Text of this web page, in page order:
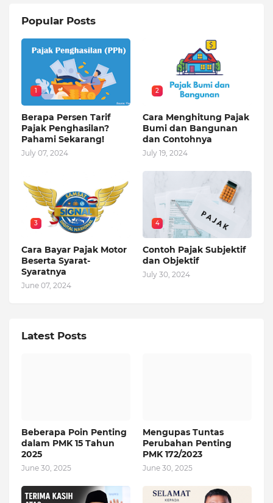
Popular Posts
1
Berapa Persen Tarif
Pajak Penghasilan?
Pahami Sekarang!
July 07, 2024
2
Cara Menghitung Pajak
Bumi dan Bangunan
dan Contohnya
July 19, 2024
3
Cara Bayar Pajak Motor
Beserta Syarat-
Syaratnya
June 07, 2024
4
Contoh Pajak Subjektif
dan Objektif
July 30, 2024
Latest Posts
Beberapa Poin Penting
dalam PMK 15 Tahun
2025
June 30, 2025
Mengupas Tuntas
Perubahan Penting
PMK 172/2023
June 30, 2025